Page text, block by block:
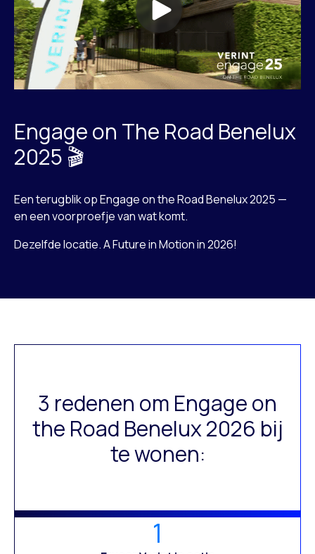
Engage on The Road Benelux
2025 🎬
Een terugblik op Engage on the Road Benelux 2025 —
en een voorproefje van wat komt.
Dezelfde locatie. A Future in Motion in 2026!
3 redenen om Engage on
the Road Benelux 2026 bij
te wonen:
1